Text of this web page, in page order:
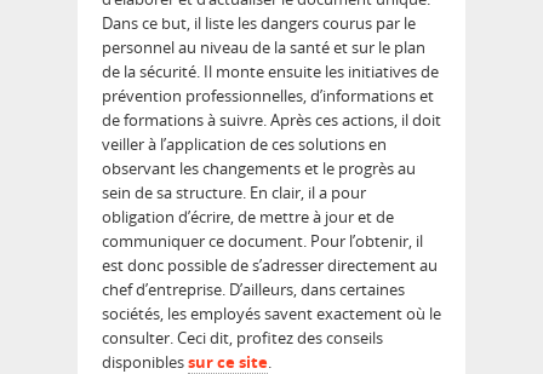
Dans ce but, il liste les dangers courus par le
personnel au niveau de la santé et sur le plan
de la sécurité. Il monte ensuite les initiatives de
prévention professionnelles, d’informations et
de formations à suivre. Après ces actions, il doit
veiller à l’application de ces solutions en
observant les changements et le progrès au
sein de sa structure. En clair, il a pour
obligation d’écrire, de mettre à jour et de
communiquer ce document. Pour l’obtenir, il
est donc possible de s’adresser directement au
chef d’entreprise. D’ailleurs, dans certaines
sociétés, les employés savent exactement où le
consulter. Ceci dit, profitez des conseils
disponiblessur ce site.